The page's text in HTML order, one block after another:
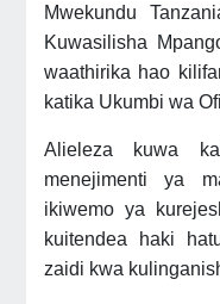
Mwekundu
Kuwasilisha
waathirika hao
katika Ukumbi wa
Alieleza kuwa
menejimenti ya
ikiwemo ya
kuitendea haki
zaidi kwa